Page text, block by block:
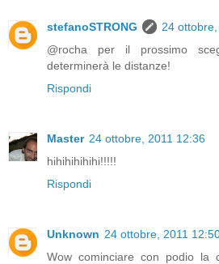
stefanoSTRONG
24
@rocha per il prossimo
determinerà le distanze!
Rispondi
Master 24 ottobre, 2011 12:36
hihihihihihi!!!!!
Rispondi
Unknown 24 ottobre, 2011
Wow cominciare con podio la